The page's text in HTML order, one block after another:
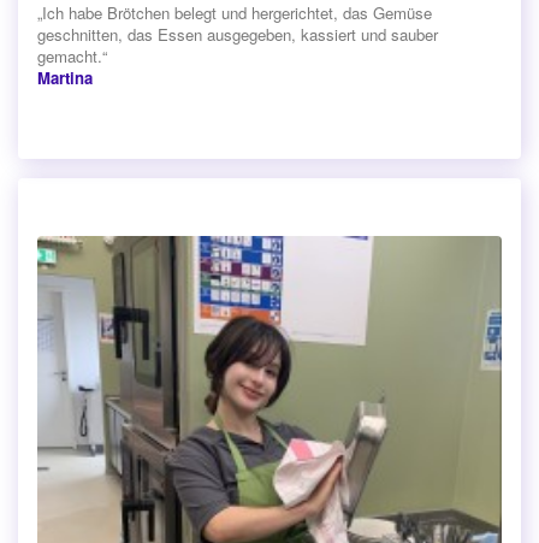
„Ich habe Brötchen belegt und hergerichtet, das Gemüse
geschnitten, das Essen ausgegeben, kassiert und sauber
gemacht.“
Martina